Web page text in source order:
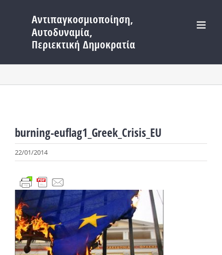
περιεχόμενο
burning-euflag1_Greek_Crisis_EU
22/01/2014